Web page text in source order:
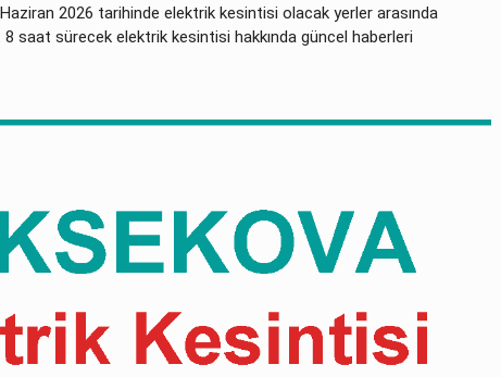
Haziran 2026 tarihinde elektrik kesintisi olacak yerler arasında
8 saat sürecek elektrik kesintisi hakkında güncel haberleri